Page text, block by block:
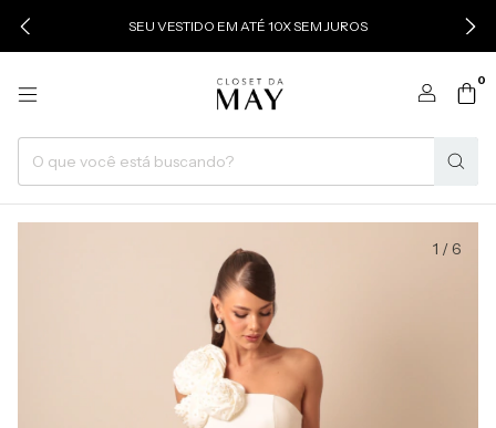
SEU VESTIDO EM ATÉ 10X SEM JUROS
0
1 / 6